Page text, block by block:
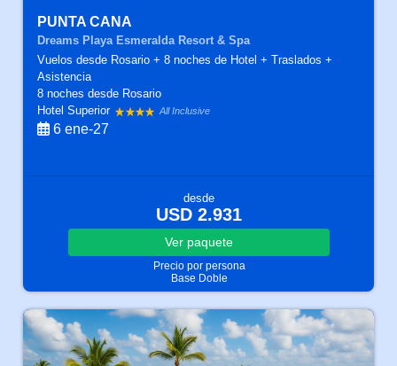
PUNTA CANA
Dreams Playa Esmeralda Resort & Spa
Vuelos desde Rosario + 8 noches de Hotel + Traslados +
Asistencia
8 nochesdesde Rosario
Hotel Superior
All Inclusive
6 ene-27
desde
USD 2.931
Ver paquete
Precio por persona
Base Doble